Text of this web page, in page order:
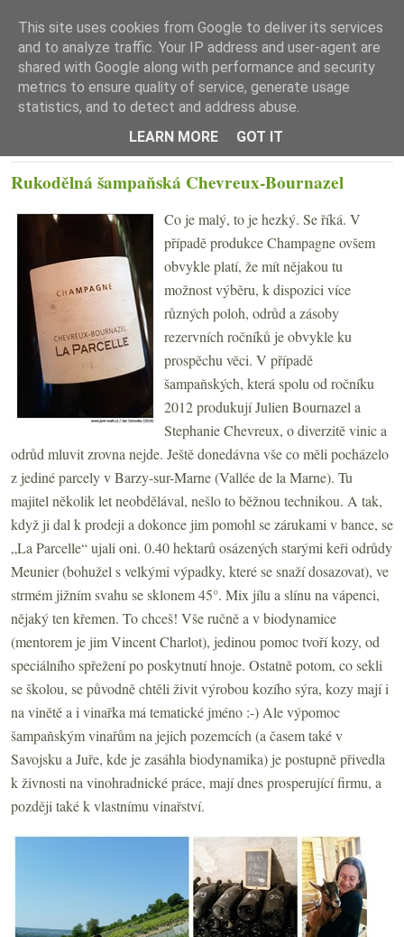
☰ Menu
Rukodělná šampaňská Chevreux-Bournazel
Co je malý, to je hezký. Se říká. V
případě produkce Champagne ovšem
obvykle platí, že mít nějakou tu
možnost výběru, k dispozici více
různých poloh, odrůd a zásoby
rezervních ročníků je obvykle ku
prospěchu věci. V případě
šampaňských, která spolu od ročníku
2012 produkují Julien Bournazel a
Stephanie Chevreux, o diverzitě vinic a
odrůd mluvit zrovna nejde. Ještě donedávna vše co měli pocházelo
z jediné parcely v Barzy-sur-Marne (Vallée de la Marne). Tu
majitel několik let neobdělával, nešlo to běžnou technikou. A tak,
když ji dal k prodeji a dokonce jim pomohl se zárukami v bance, se
„La Parcelle“ ujali oni. 0.40 hektarů osázených starými keři odrůdy
Meunier (bohužel s velkými výpadky, které se snaží dosazovat), ve
strmém jižním svahu se sklonem 45°. Mix jílu a slínu na vápenci,
nějaký ten křemen. To chceš! Vše ručně a v biodynamice
(mentorem je jim Vincent Charlot), jedinou pomoc tvoří kozy, od
speciálního spřežení po poskytnutí hnoje. Ostatně potom, co sekli
se školou, se původně chtěli živit výrobou kozího sýra, kozy mají i
na vinětě a i vinařka má tematické jméno :-) Ale výpomoc
šampaňským vinařům na jejich pozemcích (a časem také v
Savojsku a Juře, kde je zasáhla biodynamika) je postupně přivedla
k živnosti na vinohradnické práce, mají dnes prosperující firmu, a
později také k vlastnímu vinařství.
This site uses cookies from Google to deliver its services
and to analyze traffic. Your IP address and user-agent are
shared with Google along with performance and security
metrics to ensure quality of service, generate usage
statistics, and to detect and address abuse.
LEARN MORE
GOT IT